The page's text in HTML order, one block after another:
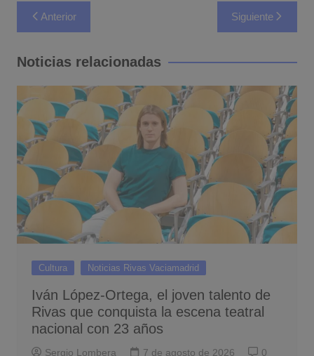
Navegación
de
entradas
Anterior Siguiente
Noticias relacionadas
Cultura Noticias Rivas Vaciamadrid
Iván López-Ortega, el joven talento de
Rivas que conquista la escena teatral
nacional con 23 años
Sergio Lombera 7 de agosto de 2026 0